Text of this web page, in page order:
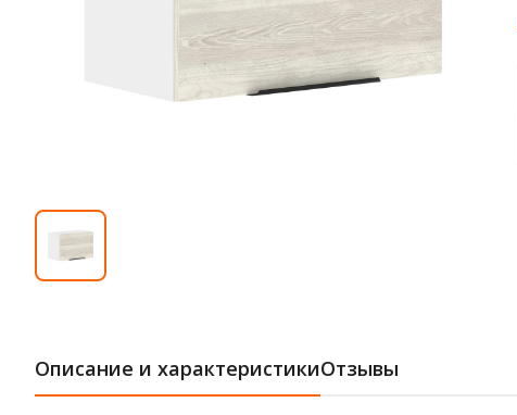
Описание и характеристикиОтзывы